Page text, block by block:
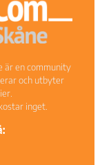
är en community
och utbyter
inget.